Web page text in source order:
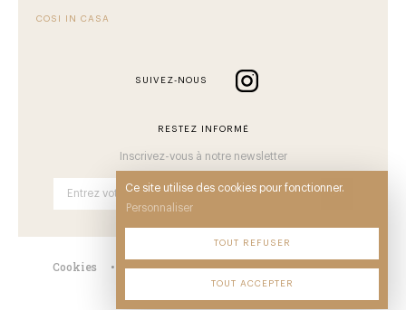
COSI IN CASA
SUIVEZ-NOUS
RESTEZ INFORMÉ
Inscrivez-vous à notre newsletter
OK
Cookies • Mentions • CGV • Plan du site •
© Comback
Ce site utilise des cookies pour fonctionner.
Personnaliser
TOUT REFUSER
TOUT ACCEPTER